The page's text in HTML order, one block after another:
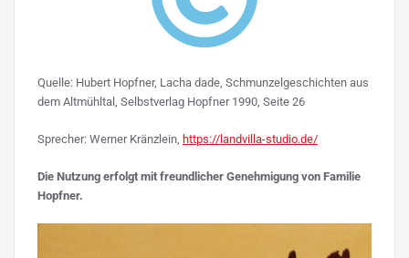
Quelle: Hubert Hopfner, Lacha dade, Schmunzelgeschichten aus
dem Altmühltal, Selbstverlag Hopfner 1990, Seite 26
Sprecher: Werner Kränzlein, https://landvilla-studio.de/
Die Nutzung erfolgt mit freundlicher Genehmigung von Familie
Hopfner.